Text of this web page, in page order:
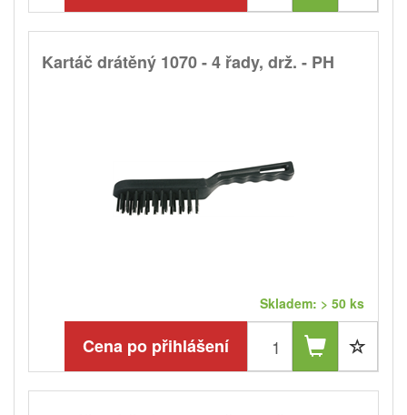
Kartáč drátěný 1070 - 4 řady, drž. - PH
Skladem: > 50 ks
Cena po přihlášení